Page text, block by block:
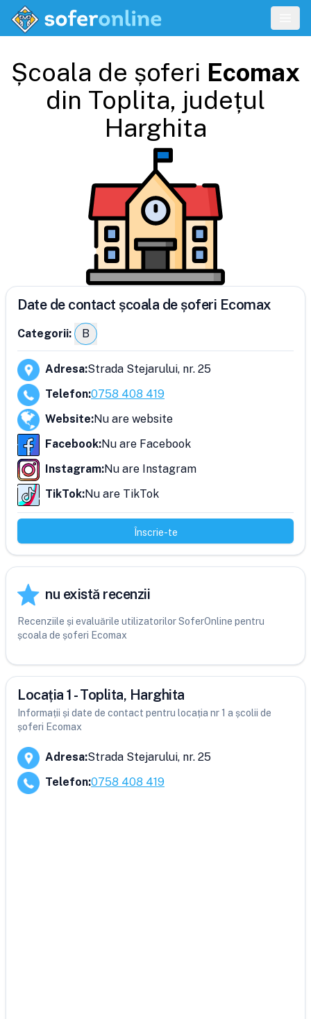
Școala de șoferi Ecomax
din Toplita, județul
Harghita
Date de contact școala de șoferi Ecomax
Categorii: B
Adresa:Strada Stejarului, nr. 25
Telefon:0758 408 419
Website:Nu are website
Facebook:Nu are Facebook
Instagram:Nu are Instagram
TikTok:Nu are TikTok
Înscrie-te
nu există recenzii
Recenziile și evaluările utilizatorilor SoferOnline pentru
școala de șoferi Ecomax
Locația 1 - Toplita, Harghita
Informații și date de contact pentru locația nr 1 a școlii de
șoferi Ecomax
Adresa:Strada Stejarului, nr. 25
Telefon:0758 408 419